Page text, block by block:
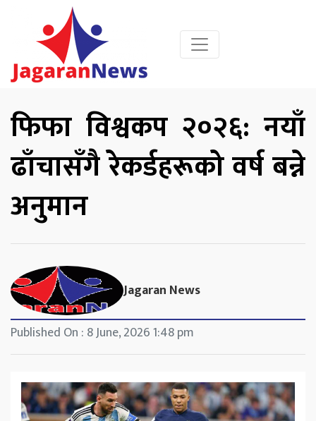
फिफा विश्वकप २०२६: नयाँ
ढाँचासँगै रेकर्डहरूको वर्ष बन्ने
अनुमान
Jagaran News
Published On : 8 June, 2026 1:48 pm